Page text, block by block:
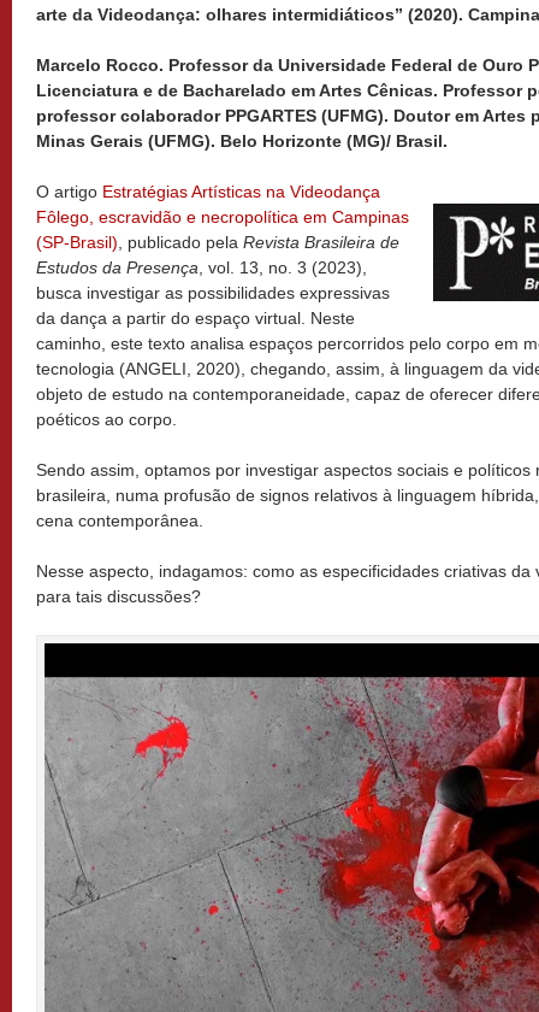
arte da Videodança: olhares intermidiáticos” (2020).
Marcelo Rocco. Professor da Universidade Federal de Ouro
Licenciatura e de Bacharelado em Artes Cênicas. Professor
professor colaborador PPGARTES (UFMG). Doutor em Artes
Minas Gerais (UFMG). Belo Horizonte (MG)/ Brasil.
O artigo Estratégias Artísticas na Videodança
Fôlego, escravidão e necropolítica em Campinas
(SP-Brasil) , publicado pela Revista Brasileira de
Estudos da Presença , vol. 13, no. 3 (2023),
busca investigar as possibilidades expressivas
da dança a partir do espaço virtual. Neste
caminho, este texto analisa espaços percorridos pelo corpo em
tecnologia (ANGELI, 2020), chegando, assim, à linguagem da
objeto de estudo na contemporaneidade, capaz de oferecer
poéticos ao corpo.
Sendo assim, optamos por investigar aspectos sociais e
brasileira, numa profusão de signos relativos à linguagem
cena contemporânea.
Nesse aspecto, indagamos: como as especificidades criativas
para tais discussões?